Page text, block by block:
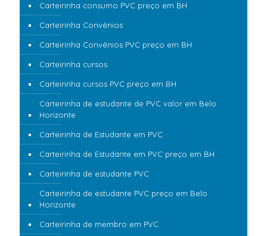
Carteirinha consumo PVC preço em BH
Carteirinha Convênios
Carteirinha Convênios PVC preço em BH
Carteirinha cursos
Carteirinha cursos PVC preço em BH
Carteirinha de estudante de PVC valor em Belo
Horizonte
Carteirinha de Estudante em PVC
Carteirinha de Estudante em PVC preço em BH
Carteirinha de estudante PVC
Carteirinha de estudante PVC preço em Belo
Horizonte
Carteirinha de membro em PVC